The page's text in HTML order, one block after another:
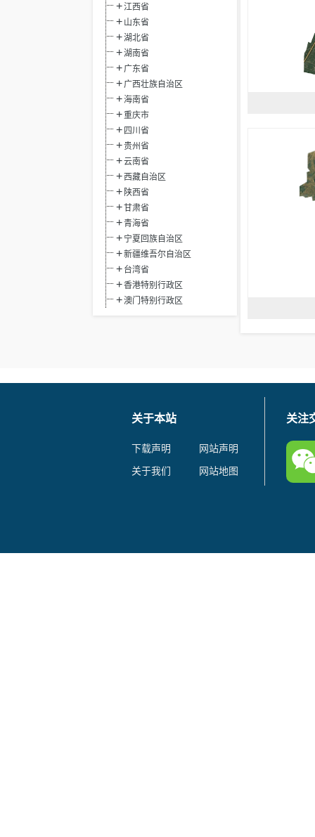
江西省
山东省
湖北省
湖南省
广东省
广西壮族自治区
海南省
重庆市
四川省
贵州省
云南省
西藏自治区
陕西省
甘肃省
青海省
宁夏回族自治区
新疆维吾尔自治区
台湾省
香港特别行政区
澳门特别行政区
关于本站
下载声明
网站声明
关于我们
网站地图
关注